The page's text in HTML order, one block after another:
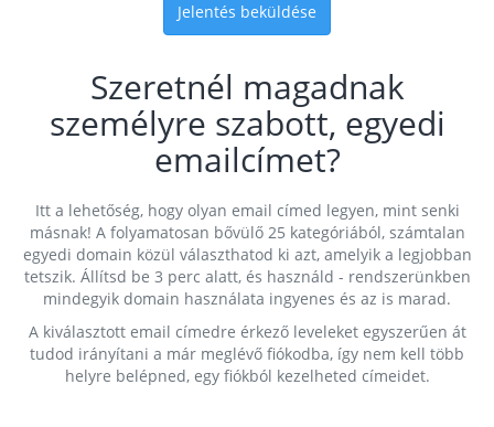
Jelentés beküldése
Szeretnél magadnak
személyre szabott, egyedi
emailcímet?
Itt a lehetőség, hogy olyan email címed legyen, mint senki
másnak! A folyamatosan bővülő 25 kategóriából, számtalan
egyedi domain közül választhatod ki azt, amelyik a legjobban
tetszik. Állítsd be 3 perc alatt, és használd - rendszerünkben
mindegyik domain használata ingyenes és az is marad.
A kiválasztott email címedre érkező leveleket egyszerűen át
tudod irányítani a már meglévő fiókodba, így nem kell több
helyre belépned, egy fiókból kezelheted címeidet.